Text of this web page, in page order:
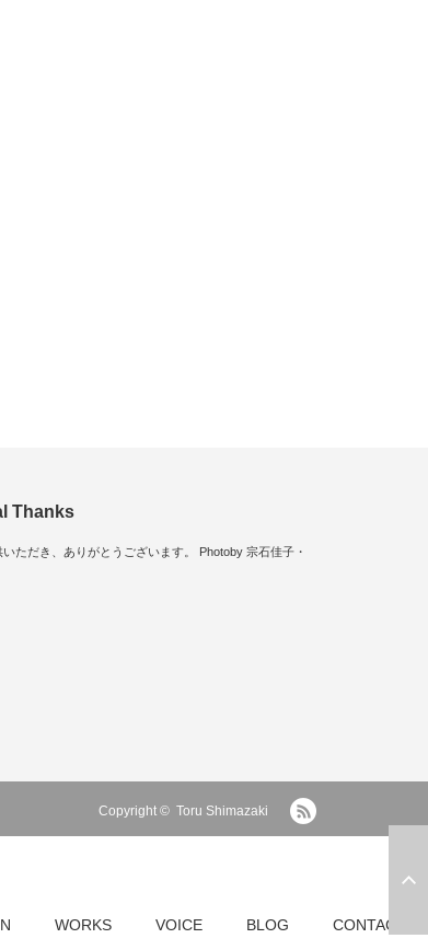
WORKS VOICE BLOG CONTACT
Thanks
ただき、ありがとうございます。 Photoby 宗石佳子・
Copyright © Toru Shimazaki